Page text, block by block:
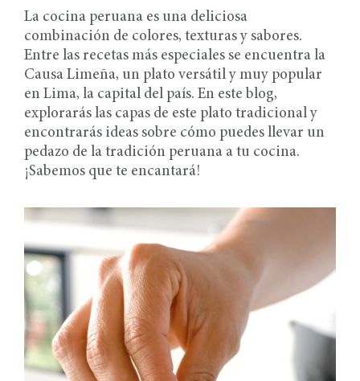
La cocina peruana es una deliciosa
combinación de colores, texturas y sabores.
Entre las recetas más especiales se encuentra la
Causa Limeña, un plato versátil y muy popular
en Lima, la capital del país. En este blog,
explorarás las capas de este plato tradicional y
encontrarás ideas sobre cómo puedes llevar un
pedazo de la tradición peruana a tu cocina.
¡Sabemos que te encantará!